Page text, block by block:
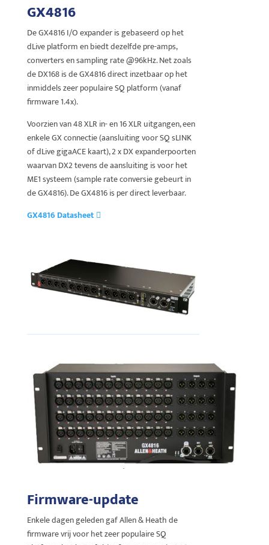
GX4816
De GX4816 I/O expander is gebaseerd op het
dLive platform en biedt dezelfde pre-amps,
converters en sampling rate @96kHz. Net zoals
de DX168 is de GX4816 direct inzetbaar op het
inmiddels zeer populaire SQ platform (vanaf
firmware 1.4x).
Voorzien van 48 XLR in- en 16 XLR uitgangen, een
enkele GX connectie (aansluiting voor SQ sLINK
of dLive gigaACE kaart), 2 x DX expanderpoorten
waarvan DX2 tevens de aansluiting is voor het
ME1 systeem (sample rate conversie gebeurt in
de GX4816). De GX4816 is per direct leverbaar.
GX4816 Datasheet
Firmware-update
Enkele dagen geleden gaf Allen & Heath de
firmware vrij voor het zeer populaire SQ